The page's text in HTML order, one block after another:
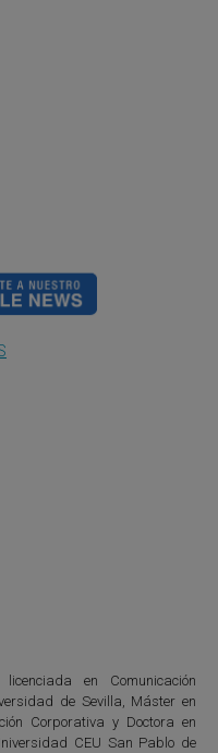
en Comunicación
de Sevilla, Máster en
Corporativa y Doctora en
CEU San Pablo de